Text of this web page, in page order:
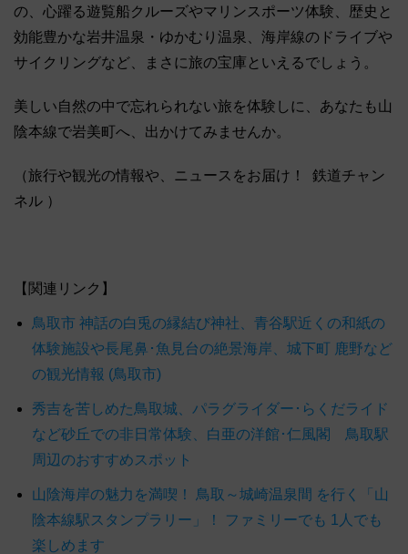
の、心躍る遊覧船クルーズやマリンスポーツ体験、歴史と
効能豊かな岩井温泉・ゆかむり温泉、海岸線のドライブや
サイクリングなど、まさに旅の宝庫といえるでしょう。
美しい自然の中で忘れられない旅を体験しに、あなたも山
陰本線で岩美町へ、出かけてみませんか。
（旅行や観光の情報や、ニュースをお届け！ 鉄道チャン
ネル ）
【関連リンク】
鳥取市 神話の白兎の縁結び神社、青谷駅近くの和紙の
体験施設や長尾鼻･魚見台の絶景海岸、城下町 鹿野など
の観光情報 (鳥取市)
秀吉を苦しめた鳥取城、パラグライダー･らくだライド
など砂丘での非日常体験、白亜の洋館･仁風閣 鳥取駅
周辺のおすすめスポット
山陰海岸の魅力を満喫！ 鳥取～城崎温泉間 を行く「山
陰本線駅スタンプラリー」！ ファミリーでも 1人でも
楽しめます